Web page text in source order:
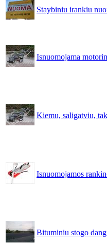
Staybiniu irankiu
Isnuomojama
Kiemu, saligatviu,
Isnuomojamos
Bituminiu stogo